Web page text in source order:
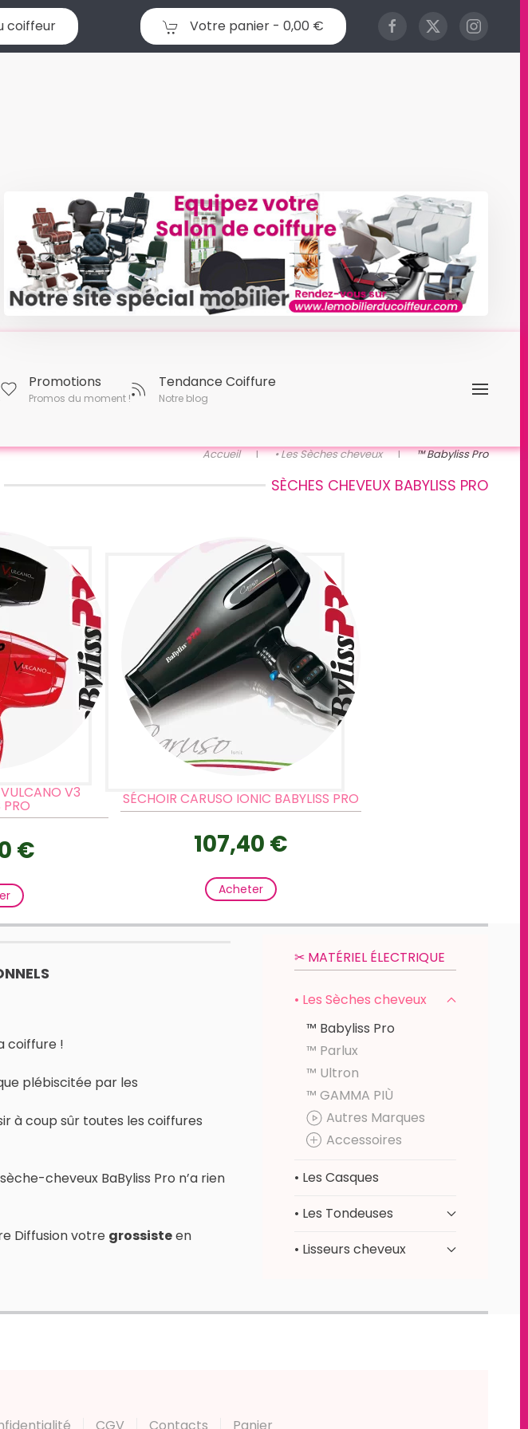
coiffeur Votre panier - 0,00 €
Promotions
Promos du moment !
Tendance Coiffure
Notre blog
Accueil • Les Sèches cheveux ™ Babyliss Pro
SÈCHES CHEVEUX BABYLISS PRO
V3
PRO
€
SÉCHOIR CARUSO IONIC BABYLISS PRO
107,40 €
Acheter
coiffure !
plébiscitée par les
à coup sûr toutes les coiffures
cheveux BaByliss Pro n’a rien
Diffusion votre grossisteen
✂︎ MATÉRIEL ÉLECTRIQUE
• Les Sèches cheveux
™ Babyliss Pro
™ Parlux
™ Ultron
™ GAMMA PIÙ
Autres Marques
Accessoires
• Les Casques
• Les Tondeuses
• Lisseurs cheveux